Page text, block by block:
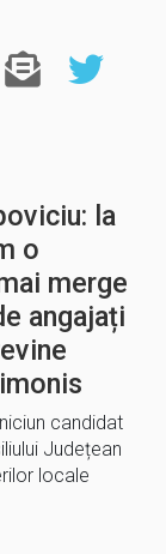
la
o
merge
angajați
candidat
Județean
locale